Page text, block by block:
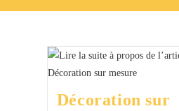
Décoration sur